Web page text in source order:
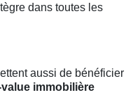
dans toutes les
aussi de bénéficier
immobilière